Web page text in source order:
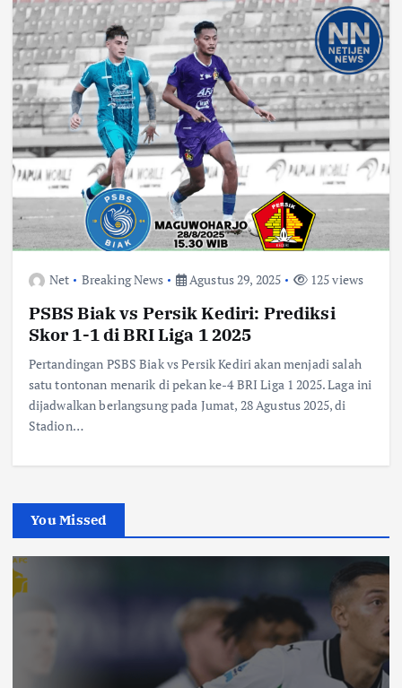
Net Breaking News Agustus 29, 2025 125 views
PSBS Biak vs Persik Kediri: Prediksi
Skor 1-1 di BRI Liga 1 2025
Pertandingan PSBS Biak vs Persik Kediri akan menjadi salah
satu tontonan menarik di pekan ke-4 BRI Liga 1 2025. Laga ini
dijadwalkan berlangsung pada Jumat, 28 Agustus 2025, di
Stadion…
You Missed